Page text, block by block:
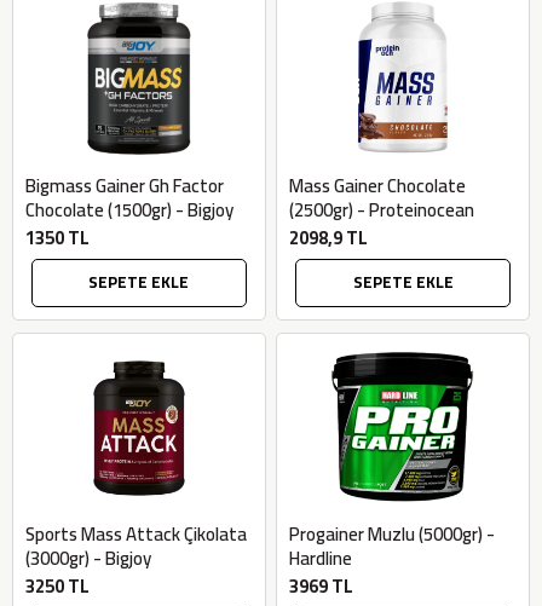
Bigmass Gainer Gh Factor
Chocolate (1500gr) - Bigjoy
1350 TL
SEPETE EKLE
Mass Gainer Chocolate
(2500gr) - Proteinocean
2098,9 TL
SEPETE EKLE
Sports Mass Attack Çikolata
(3000gr) - Bigjoy
3250 TL
Progainer Muzlu (5000gr) -
Hardline
3969 TL